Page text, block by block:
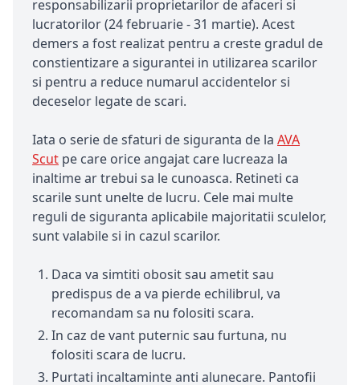
responsabilizarii proprietarilor de afaceri si
lucratorilor (24 februarie - 31 martie). Acest
demers a fost realizat pentru a creste gradul de
constientizare a sigurantei in utilizarea scarilor
si pentru a reduce numarul accidentelor si
deceselor legate de scari.
Iata o serie de sfaturi de siguranta de la AVA
Scut pe care orice angajat care lucreaza la
inaltime ar trebui sa le cunoasca. Retineti ca
scarile sunt unelte de lucru. Cele mai multe
reguli de siguranta aplicabile majoritatii sculelor,
sunt valabile si in cazul scarilor.
Daca va simtiti obosit sau ametit sau
predispus de a va pierde echilibrul, va
recomandam sa nu folositi scara.
In caz de vant puternic sau furtuna, nu
folositi scara de lucru.
Purtati incaltaminte anti alunecare. Pantofii